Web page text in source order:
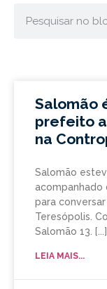
Salomão
prefeito
na
Salomão
acompanhado
para
Teresópolis.
Salomão 13.
LEIA MAIS...